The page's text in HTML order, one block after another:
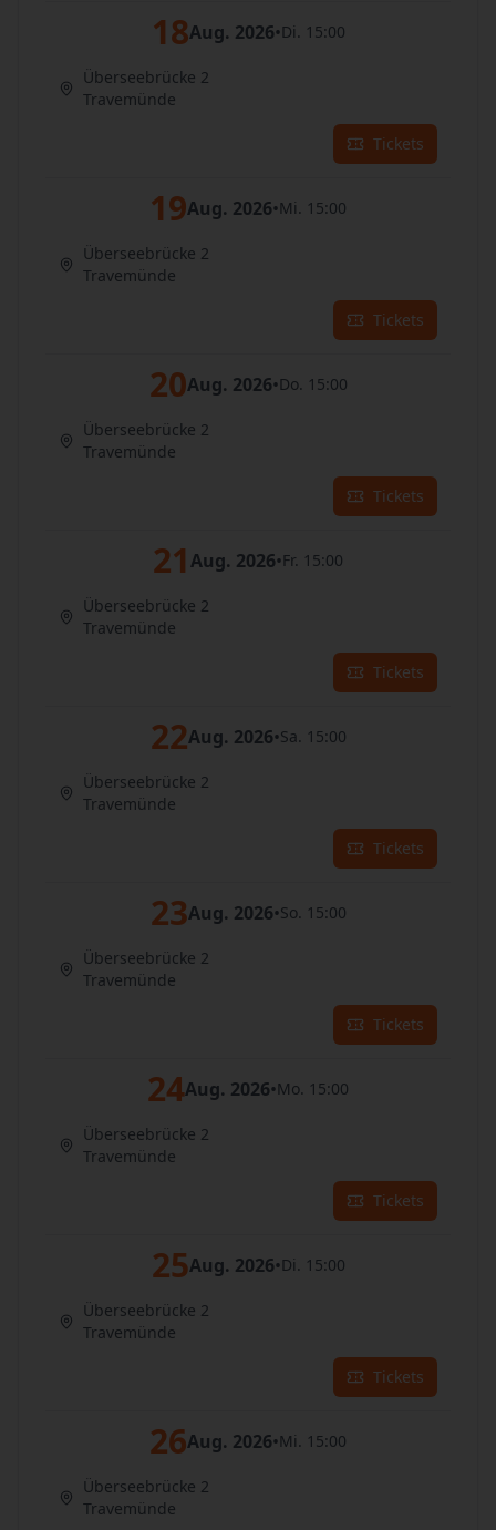
18Aug. 2026•Di. 15:00
Überseebrücke 2
Travemünde
Tickets
19Aug. 2026•Mi. 15:00
Überseebrücke 2
Travemünde
Tickets
20Aug. 2026•Do. 15:00
Überseebrücke 2
Travemünde
Tickets
21 Aug. 2026•Fr. 15:00
Überseebrücke 2
Travemünde
Tickets
22Aug. 2026•Sa. 15:00
Überseebrücke 2
Travemünde
Tickets
23Aug. 2026•So. 15:00
Überseebrücke 2
Travemünde
Tickets
24Aug. 2026•Mo. 15:00
Überseebrücke 2
Travemünde
Tickets
25Aug. 2026•Di. 15:00
Überseebrücke 2
Travemünde
Tickets
26Aug. 2026•Mi. 15:00
Überseebrücke 2
Travemünde